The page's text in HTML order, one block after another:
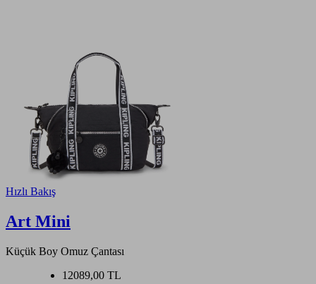
Hızlı Bakış
Art Mini
Küçük Boy Omuz Çantası
12089,00 TL